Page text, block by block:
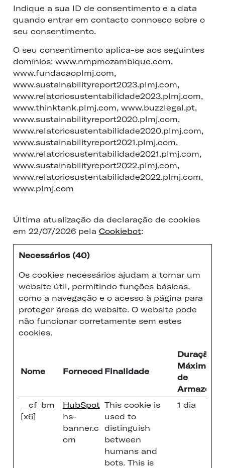
Indique a sua ID de consentimento e a data
quando entrar em contacto connosco sobre o
seu consentimento.
O seu consentimento aplica-se aos seguintes
domínios: www.nmpmozambique.com,
www.fundacaoplmj.com,
www.sustainabilityreport2023.plmj.com,
www.relatoriosustentabilidade2023.plmj.com,
www.thinktank.plmj.com, www.buzzlegal.pt,
www.sustainabilityreport2020.plmj.com,
www.relatoriosustentabilidade2020.plmj.com,
www.sustainabilityreport2021.plmj.com,
www.relatoriosustentabilidade2021.plmj.com,
www.sustainabilityreport2022.plmj.com,
www.relatoriosustentabilidade2022.plmj.com,
www.plmj.com
Última atualização da declaração de cookies
em 22/07/2026 pela Cookiebot:
Necessários (40)
Os cookies necessários ajudam a tornar um
website útil, permitindo funções básicas,
como a navegação e o acesso à página para
proteger áreas do website. O website pode
não funcionar corretamente sem estes
cookies.
Nome FornecedorFinalidade
Duração
Máxima
de
__cf_bm
[x6]
HubSpot
hs-
banner.c
om
This cookie is
used to
distinguish
between
humans and
bots. This is
1 dia